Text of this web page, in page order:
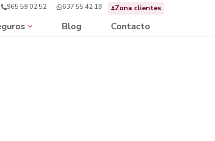
Zona clientes
637 55 42 18
965 59 02 52
Blog Contacto